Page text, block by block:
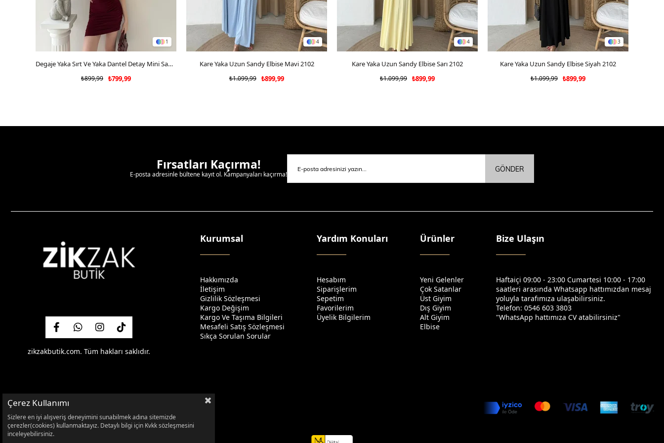
1
SEPETE EKLE
Degaje Yaka Sırt Ve Yaka Dantel Detay Mini Sandy Elbise Bordo 2104
₺799,99
₺899,99
4
SEPETE EKLE
Kare Yaka Uzun Sandy Elbise Mavi 2102
₺899,99
₺1.099,99
4
SEPETE EKLE
Kare Yaka Uzun Sandy Elbise Sarı 2102
₺899,99
₺1.099,99
3
SEPETE EKLE
Kare Yaka Uzun Sandy Elbise Siyah 2102
₺899,99
₺1.099,99
Fırsatları Kaçırma!
E-posta adresinle bültene kayıt ol. Kampanyaları kaçırma!
GÖNDER
zikzakbutik.com. Tüm hakları saklıdır.
Kurumsal
Hakkımızda
İletişim
Gizlilik Sözleşmesi
Kargo Değişim
Kargo Ve Taşıma Bilgileri
Mesafeli Satış Sözleşmesi
Sıkça Sorulan Sorular
Yardım Konuları
Hesabım
Siparişlerim
Sepetim
Favorilerim
Üyelik Bilgilerim
Ürünler
Yeni Gelenler
Çok Satanlar
Üst Giyim
Dış Giyim
Alt Giyim
Elbise
Bize Ulaşın
Haftaiçi 09:00 - 23:00 Cumartesi 10:00 - 17:00
saatleri arasında Whatsapp hattımızdan mesaj
yoluyla tarafımıza ulaşabilirsiniz.
Telefon: 0546 603 3803
"WhatsApp hattımıza CV atabilirsiniz"
Çerez Kullanımı
Sizlere en iyi alışveriş deneyimini sunabilmek adına sitemizde
çerezler(cookies) kullanmaktayız. Detaylı bilgi için Kvkk sözleşmesini
inceleyebilirsiniz.